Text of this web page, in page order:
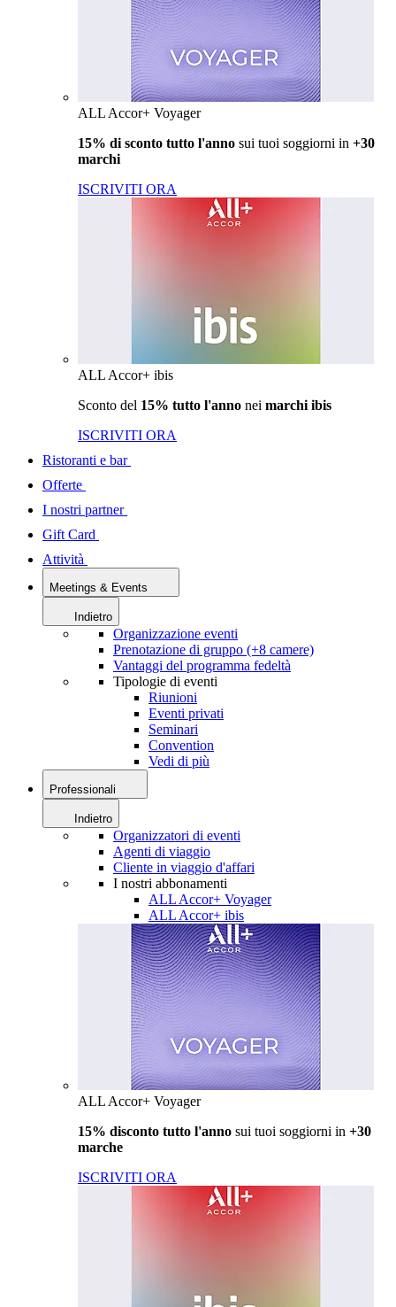
ALL Accor+ Voyager
15% di sconto tutto l'anno sui tuoi soggiorni in +30
marchi
ISCRIVITI ORA
ALL Accor+ ibis
Sconto del 15% tutto l'anno nei marchi ibis
ISCRIVITI ORA
Ristoranti e bar
Offerte
I nostri partner
Gift Card
Attività
Meetings & Events
Indietro
Organizzazione eventi
Prenotazione di gruppo (+8 camere)
Vantaggi del programma fedeltà
Tipologie di eventi
Riunioni
Eventi privati
Seminari
Convention
Vedi di più
Professionali
Indietro
Organizzatori di eventi
Agenti di viaggio
Cliente in viaggio d'affari
I nostri abbonamenti
ALL Accor+ Voyager
ALL Accor+ ibis
ALL Accor+ Voyager
15% disconto tutto l'anno sui tuoi soggiorni in +30
marche
ISCRIVITI ORA